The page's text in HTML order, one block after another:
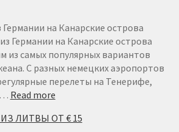
€22
на Канарские острова
Германии на Канарские острова
из самых популярных вариантов
С разных немецких аэропортов
перелеты на Тенерифе,
Read more:
ИЗ
ЛИТВЫ ОТ € 15